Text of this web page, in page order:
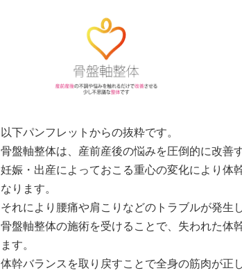
以下パンフレットからの抜粋です。
骨盤軸整体は、産前産後の悩みを圧倒的に改善
妊娠・出産によっておこる重心の変化により体
なります。
それにより腰痛や肩こりなどのトラブルが発生
骨盤軸整体の施術を受けることで、失われた体
ます。
体幹バランスを取り戻すことで全身の筋肉が正